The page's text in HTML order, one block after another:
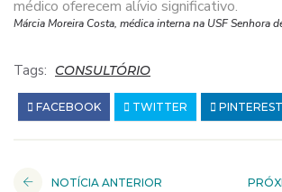
médico oferecem alívio significativo.
Márcia Moreira Costa, médica interna na USF Senhora
Tags: CONSULTÓRIO
FACEBOOK TWITTER PINTEREST
NOTÍCIA ANTERIOR